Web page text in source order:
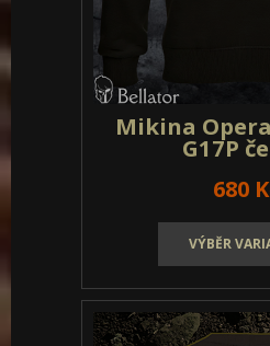
Mikina
G17P
680